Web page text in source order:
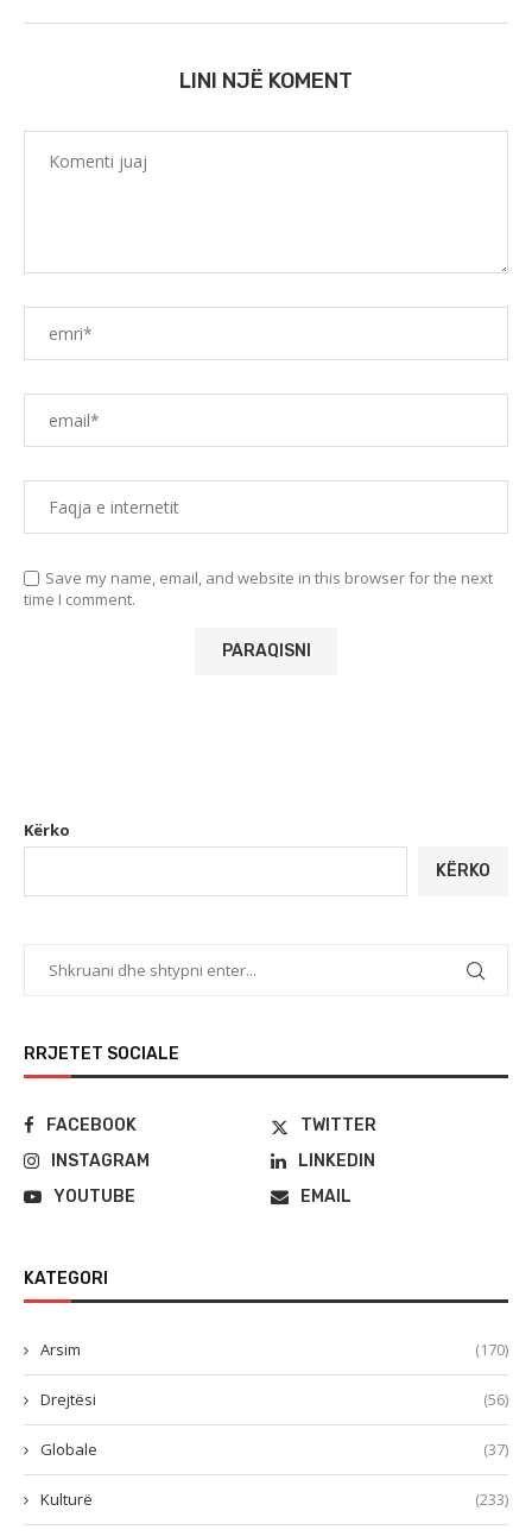
LINI NJË KOMENT
Save my name, email, and website in this browser for the next
time I comment.
Kërko
KËRKO
RRJETET SOCIALE
FACEBOOK
TWITTER
INSTAGRAM
LINKEDIN
YOUTUBE
EMAIL
KATEGORI
Arsim (170)
Drejtësi (56)
Globale (37)
Kulturë (233)